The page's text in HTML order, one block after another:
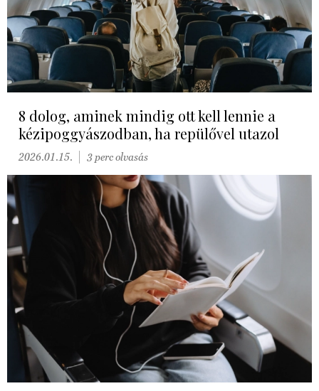
8 dolog, aminek mindig ott kell lennie a
kézipoggyászodban, ha repülővel utazol
2026.01.15. 3 perc olvasás